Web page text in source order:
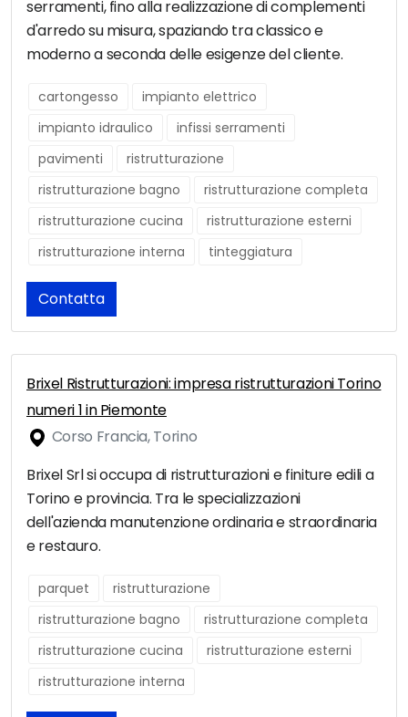
serramenti, fino alla realizzazione di complementi
d'arredo su misura, spaziando tra classico e
moderno a seconda delle esigenze del cliente.
cartongesso
impianto elettrico
impianto idraulico
infissi serramenti
pavimenti
ristrutturazione
ristrutturazione bagno
ristrutturazione completa
ristrutturazione cucina
ristrutturazione esterni
ristrutturazione interna
tinteggiatura
Contatta
Brixel Ristrutturazioni: impresa ristrutturazioni Torino
numeri 1 in Piemonte
Corso Francia, Torino
Brixel Srl si occupa di ristrutturazioni e finiture edili a
Torino e provincia. Tra le specializzazioni
dell'azienda manutenzione ordinaria e straordinaria
e restauro.
parquet
ristrutturazione
ristrutturazione bagno
ristrutturazione completa
ristrutturazione cucina
ristrutturazione esterni
ristrutturazione interna